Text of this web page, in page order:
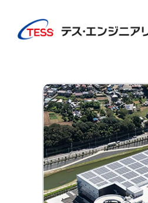
太陽光発電
日本GLP